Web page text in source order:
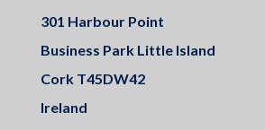
301 Harbour Point
Business Park Little Island
Cork T45DW42
Ireland